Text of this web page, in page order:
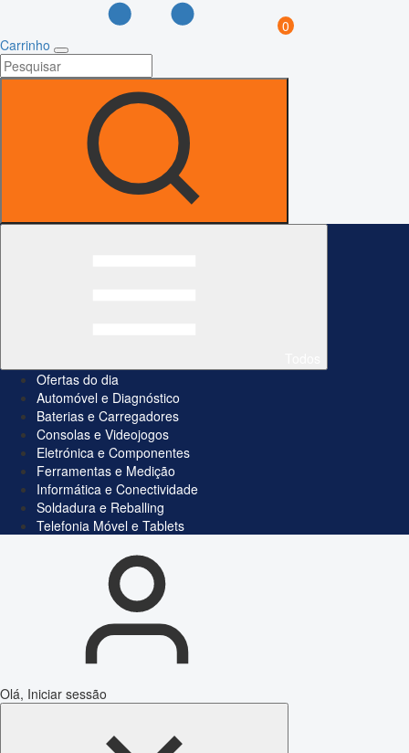
0
Carrinho
Ofertas do dia
Automóvel e Diagnóstico
Baterias e Carregadores
Consolas e Videojogos
Eletrónica e Componentes
Ferramentas e Medição
Informática e Conectividade
Soldadura e Reballing
Telefonia Móvel e Tablets
Olá, Iniciar sessão